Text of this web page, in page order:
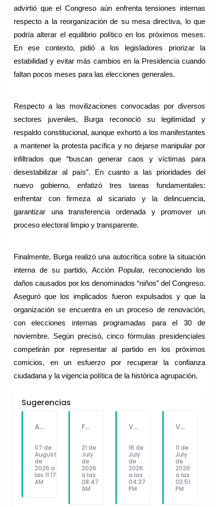
advirtió que el Congreso aún enfrenta tensiones internas
respecto a la reorganización de su mesa directiva, lo que
podría alterar el equilibrio político en los próximos meses.
En ese contexto, pidió a los legisladores priorizar la
estabilidad y evitar más cambios en la Presidencia cuando
faltan pocos meses para las elecciones generales.
Respecto a las movilizaciones convocadas por diversos
sectores juveniles, Burga reconoció su legitimidad y
respaldo constitucional, aunque exhortó a los manifestantes
a mantener la protesta pacífica y no dejarse manipular por
infiltrados que “buscan generar caos y víctimas para
desestabilizar al país”. En cuanto a las prioridades del
nuevo gobierno, enfatizó tres tareas fundamentales:
enfrentar con firmeza al sicariato y la delincuencia,
garantizar una transferencia ordenada y promover un
proceso electoral limpio y transparente.
Finalmente, Burga realizó una autocrítica sobre la situación
interna de su partido, Acción Popular, reconociendo los
daños causados por los denominados “niños” del Congreso.
Aseguró que los implicados fueron expulsados y que la
organización se encuentra en un proceso de renovación,
con elecciones internas programadas para el 30 de
noviembre. Según precisó, cinco fórmulas presidenciales
competirán por representar al partido en los próximos
comicios, en un esfuerzo por recuperar la confianza
ciudadana y la vigencia política de la histórica agrupación.
Sugerencias
A PEDIDO DEL PÚBLICO: "SEX Y DINERO" EL NUEVO SINGLE DE FATKINGBULLA
07 de
August
de
2026 a
las 11:17
AM
FALLECE FORTUNATO CHUQUITAYPE ANDRADE, “EL CHOLO”, REFERENTE DE LA SOLIDARIDAD Y LA CULTURA EN VILLA EL SALVADOR
21 de
July
de
2026
a las
08:47
AM
VILLA EL SALVADOR RECIBE A ANA CORREA PARA PRESENTAR LIBRO SOBRE MEMORIA, TEATRO Y RESISTENCIA DURANTE EL CONFLICTO ARMADO INTERNO.
16 de
July
de
2026
a las
04:37
PM
VILLA EL SALVADOR: EL ALCALDE GUIDO IÑIGO PERALTA PRIORIZÓ CONCIERTO DE SOMOS PERÚ Y NO ASISTIÓ AL DESFILE ESCOLAR CÍVICO CULTURAL 2026
11 de
July
de
2026
a las
03:51
PM